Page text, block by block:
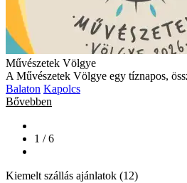
Művészetek Völgye
A Művészetek Völgye egy tíznapos,
Balaton Kapolcs
Bővebben
1 / 6
Kiemelt szállás ajánlatok (12)